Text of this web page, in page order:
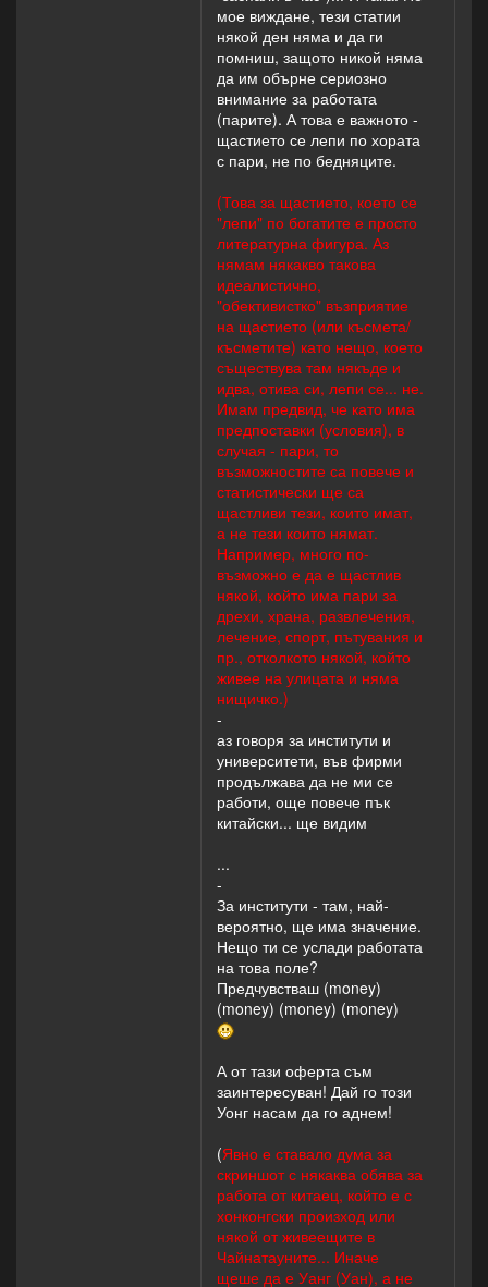
мое виждане, тези статии
някой ден няма и да ги
помниш, защото никой няма
да им обърне сериозно
внимание за работата
(парите). А това е важното -
щастието се лепи по хората
с пари, не по бедняците.
(Това за щастието, което се
"лепи" по богатите е просто
литературна фигура. Аз
нямам някакво такова
идеалистично,
"обективистко" възприятие
на щастието (или късмета/
късметите) като нещо, което
съществува там някъде и
идва, отива си, лепи се... не.
Имам предвид, че като има
предпоставки (условия), в
случая - пари, то
възможностите са повече и
статистически ще са
щастливи тези, които имат,
а не тези които нямат.
Например, много по-
възможно е да е щастлив
някой, който има пари за
дрехи, храна, развлечения,
лечение, спорт, пътувания и
пр., отколкото някой, който
живее на улицата и няма
нищичко.)
-
аз говоря за институти и
университети, във фирми
продължава да не ми се
работи, още повече пък
китайски... ще видим
...
-
За институти - там, най-
вероятно, ще има значение.
Нещо ти се услади работата
на това поле?
Предчувстваш (money)
(money) (money) (money)
А от тази оферта съм
заинтересуван! Дай го този
Уонг насам да го аднем!
(Явно е ставало дума за
скриншот с някаква обява за
работа от китаец, който е с
хонконгски произход или
някой от живеещите в
Чайнатауните... Иначе
щеше да е Уанг (Уан), а не